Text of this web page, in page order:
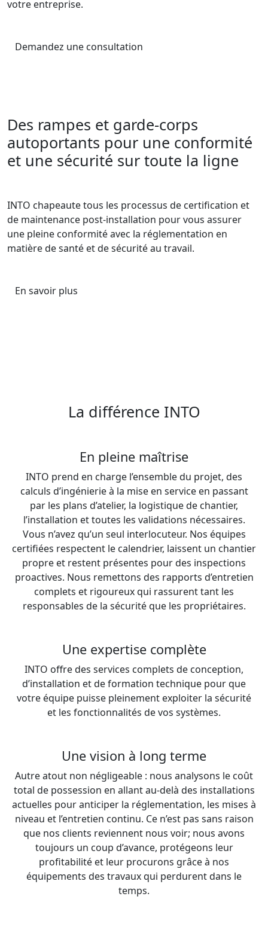
votre entreprise.
Demandez une consultation
Des rampes et garde-corps
autoportants pour une conformité
et une sécurité sur toute la ligne
INTO chapeaute tous les processus de certification et
de maintenance post-installation pour vous assurer
une pleine conformité avec la réglementation en
matière de santé et de sécurité au travail.
En savoir plus
La différence INTO
En pleine maîtrise
INTO prend en charge l’ensemble du projet, des
calculs d’ingénierie à la mise en service en passant
par les plans d’atelier, la logistique de chantier,
l’installation et toutes les validations nécessaires.
Vous n’avez qu’un seul interlocuteur. Nos équipes
certifiées respectent le calendrier, laissent un chantier
propre et restent présentes pour des inspections
proactives. Nous remettons des rapports d’entretien
complets et rigoureux qui rassurent tant les
responsables de la sécurité que les propriétaires.
Une expertise complète
INTO offre des services complets de conception,
d’installation et de formation technique pour que
votre équipe puisse pleinement exploiter la sécurité
et les fonctionnalités de vos systèmes.
Une vision à long terme
Autre atout non négligeable : nous analysons le coût
total de possession en allant au-delà des installations
actuelles pour anticiper la réglementation, les mises à
niveau et l’entretien continu. Ce n’est pas sans raison
que nos clients reviennent nous voir; nous avons
toujours un coup d’avance, protégeons leur
profitabilité et leur procurons grâce à nos
équipements des travaux qui perdurent dans le
temps.